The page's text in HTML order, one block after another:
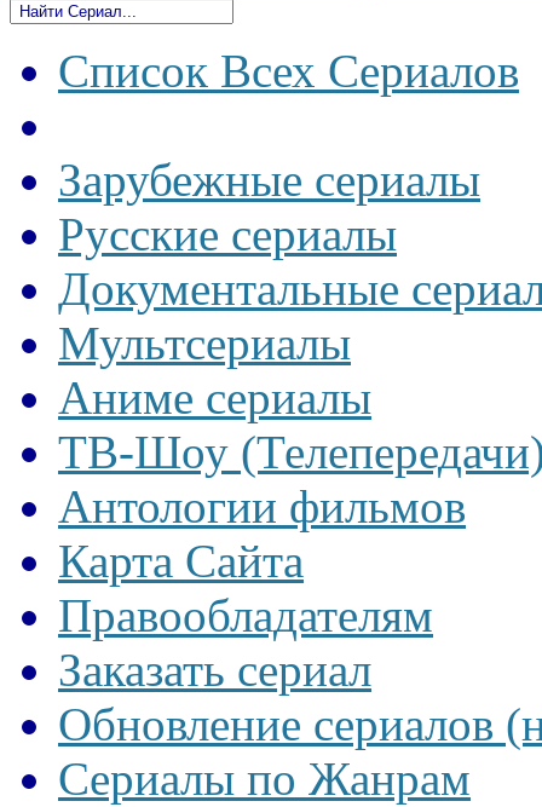
Список Всех Сериалов
Зарубежные сериалы
Русские сериалы
Документальные
Мультсериалы
Аниме сериалы
ТВ-Шоу
Антологии фильмов
Карта Сайта
Правообладателям
Заказать сериал
Обновление сериалов
Сериалы по Жанрам